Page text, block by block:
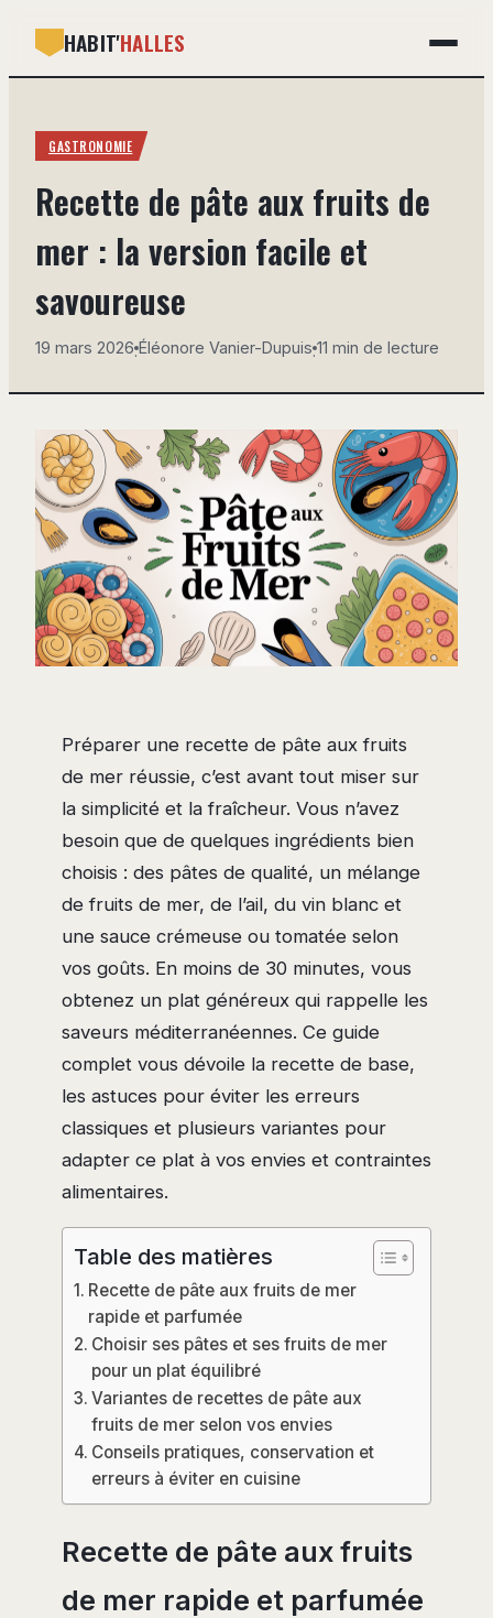
HABIT'HALLES
BRICOLAGE
DÉCO
IMMOBILIER
MAISON
GASTRONOMIE
Recette de pâte aux fruits de
mer : la version facile et
savoureuse
19 mars 2026·Éléonore Vanier-Dupuis·11 min de lecture
Préparer une recette de pâte aux fruits
de mer réussie, c’est avant tout miser sur
la simplicité et la fraîcheur. Vous n’avez
besoin que de quelques ingrédients bien
choisis : des pâtes de qualité, un mélange
de fruits de mer, de l’ail, du vin blanc et
une sauce crémeuse ou tomatée selon
vos goûts. En moins de 30 minutes, vous
obtenez un plat généreux qui rappelle les
saveurs méditerranéennes. Ce guide
complet vous dévoile la recette de base,
les astuces pour éviter les erreurs
classiques et plusieurs variantes pour
adapter ce plat à vos envies et contraintes
alimentaires.
Table des matières
Recette de pâte aux fruits de mer
rapide et parfumée
Choisir ses pâtes et ses fruits de mer
pour un plat équilibré
Variantes de recettes de pâte aux
fruits de mer selon vos envies
Conseils pratiques, conservation et
erreurs à éviter en cuisine
Recette de pâte aux fruits
de mer rapide et parfumée